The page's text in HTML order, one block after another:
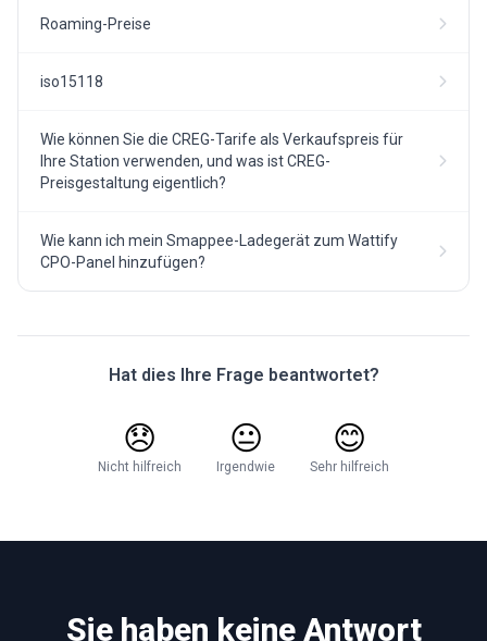
Roaming-Preise
iso15118
Wie können Sie die CREG-Tarife als Verkaufspreis für
Ihre Station verwenden, und was ist CREG-
Preisgestaltung eigentlich?
Wie kann ich mein Smappee-Ladegerät zum Wattify
CPO-Panel hinzufügen?
Hat dies Ihre Frage beantwortet?
😞
Nicht hilfreich
😐
Irgendwie
😊
Sehr hilfreich
Sie haben keine Antwort